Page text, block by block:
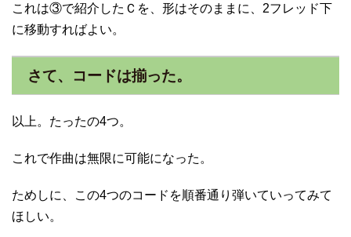
これは③で紹介したＣを、形はそのままに、2フレッド下
に移動すればよい。
さて、コードは揃った。
以上。たったの4つ。
これで作曲は無限に可能になった。
ためしに、この4つのコードを順番通り弾いていってみて
ほしい。